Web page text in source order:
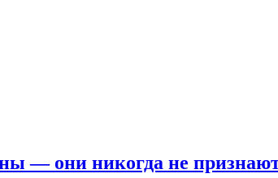
— они никогда не